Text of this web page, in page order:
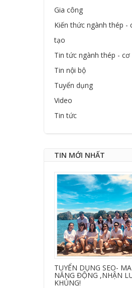
Gia công
Kiến thức ngành thép -
tạo
Tin tức ngành thép -
Tin nội bộ
Tuyển dụng
Video
Tin tức
TIN MỚI NHẤT
TUYỂN DỤNG SEO-
NĂNG ĐỘNG ,NHẬN
KHỦNG!